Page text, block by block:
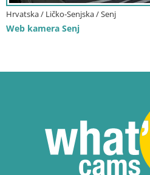
Hrvatska / Ličko-Senjska / Senj
Web kamera Senj